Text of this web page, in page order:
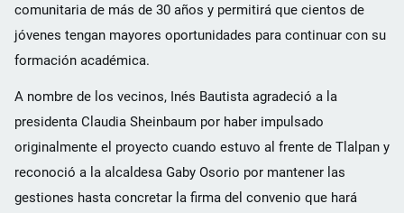
comunitaria de más de 30 años y permitirá que cientos de
jóvenes tengan mayores oportunidades para continuar con su
formación académica.
A nombre de los vecinos, Inés Bautista agradeció a la
presidenta Claudia Sheinbaum por haber impulsado
originalmente el proyecto cuando estuvo al frente de Tlalpan y
reconoció a la alcaldesa Gaby Osorio por mantener las
gestiones hasta concretar la firma del convenio que hará